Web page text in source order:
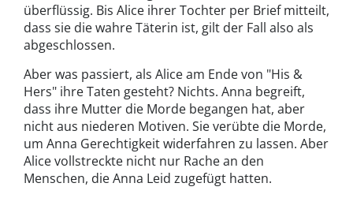
überflüssig. Bis Alice ihrer Tochter per Brief mitteilt,
dass sie die wahre Täterin ist, gilt der Fall also als
abgeschlossen.
Aber was passiert, als Alice am Ende von "His &
Hers" ihre Taten gesteht? Nichts. Anna begreift,
dass ihre Mutter die Morde begangen hat, aber
nicht aus niederen Motiven. Sie verübte die Morde,
um Anna Gerechtigkeit widerfahren zu lassen. Aber
Alice vollstreckte nicht nur Rache an den
Menschen, die Anna Leid zugefügt hatten.